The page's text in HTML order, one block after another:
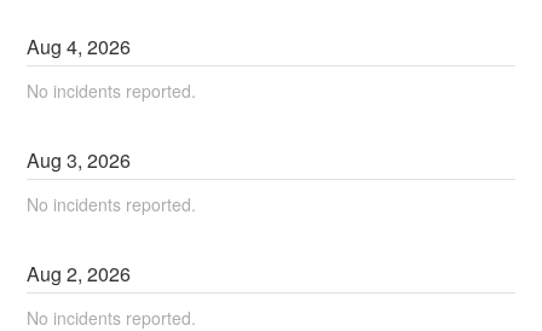
Aug4,2026
No incidents reported.
Aug3,2026
No incidents reported.
Aug2,2026
No incidents reported.